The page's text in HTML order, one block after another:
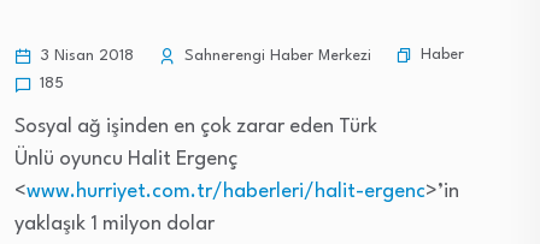
3 Nisan 2018 Sahnerengi Haber Merkezi
Haber
185
Sosyal ağ işinden en çok zarar eden Türk
Ünlü oyuncu Halit Ergenç
<www.hurriyet.com.tr/haberleri/halit-ergenc>’in
yaklaşık 1 milyon dolar